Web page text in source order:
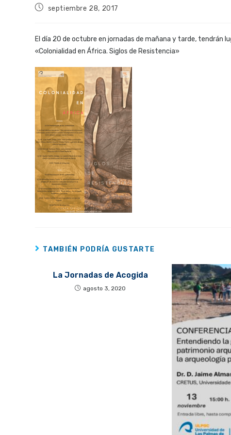
septiembre 28, 2017
El día 20 de octubre en jornadas de mañana y tarde, tendrán
«Colonialidad en África. Siglos de Resistencia»
TAMBIÉN PODRÍA GUSTARTE
La Jornadas de Acogida
agosto 3, 2020